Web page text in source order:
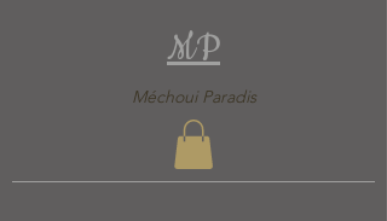
MP
Méchoui Paradis